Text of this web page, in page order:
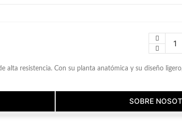
resistencia. Con su planta anatómica y su diseño
SOBRE